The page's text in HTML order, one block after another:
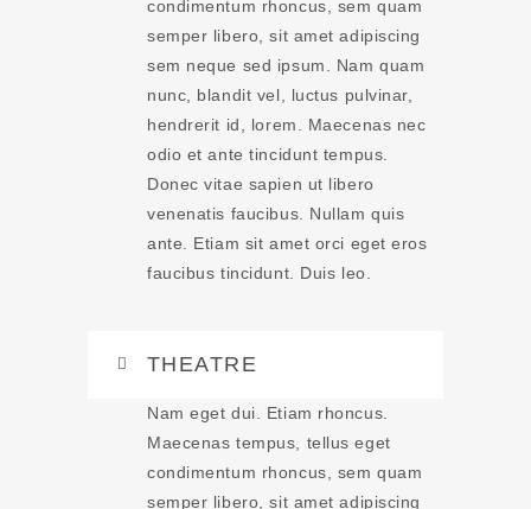
condimentum rhoncus, sem quam
semper libero, sit amet adipiscing
sem neque sed ipsum. Nam quam
nunc, blandit vel, luctus pulvinar,
hendrerit id, lorem. Maecenas nec
odio et ante tincidunt tempus.
Donec vitae sapien ut libero
venenatis faucibus. Nullam quis
ante. Etiam sit amet orci eget eros
faucibus tincidunt. Duis leo.
THEATRE
Nam eget dui. Etiam rhoncus.
Maecenas tempus, tellus eget
condimentum rhoncus, sem quam
semper libero, sit amet adipiscing